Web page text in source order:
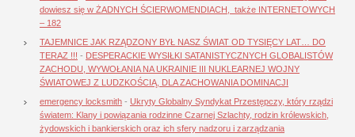
dowiesz się w ŻADNYCH ŚCIERWOMENDIACH, także INTERNETOWYCH
– 182
TAJEMNICE JAK RZĄDZONY BYŁ NASZ ŚWIAT OD TYSIĘCY LAT… DO
TERAZ !!! - DESPERACKIE WYSIŁKI SATANISTYCZNYCH GLOBALISTÓW
ZACHODU, WYWOŁANIA NA UKRAINIE III NUKLEARNEJ WOJNY
ŚWIATOWEJ Z LUDZKOŚCIĄ, DLA ZACHOWANIA DOMINACJI
emergency locksmith - Ukryty Globalny Syndykat Przestępczy, który rządzi
światem: Klany i powiązania rodzinne Czarnej Szlachty, rodzin królewskich,
żydowskich i bankierskich oraz ich sfery nadzoru i zarządzania